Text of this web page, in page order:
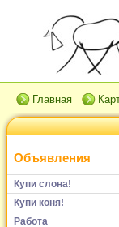
Главная
Объявления
Купи слона!
Купи коня!
Работа